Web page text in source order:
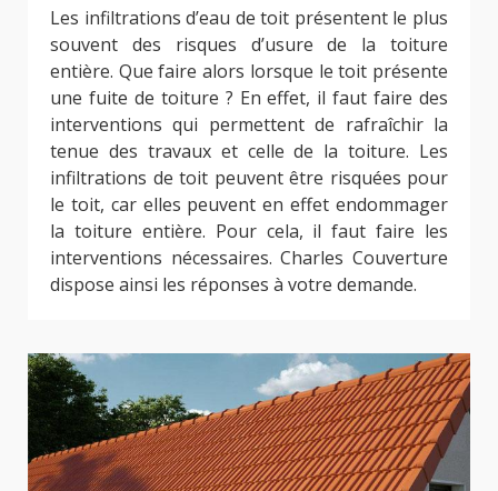
Les infiltrations d’eau de toit présentent le plus
souvent des risques d’usure de la toiture
entière. Que faire alors lorsque le toit présente
une fuite de toiture ? En effet, il faut faire des
interventions qui permettent de rafraîchir la
tenue des travaux et celle de la toiture. Les
infiltrations de toit peuvent être risquées pour
le toit, car elles peuvent en effet endommager
la toiture entière. Pour cela, il faut faire les
interventions nécessaires. Charles Couverture
dispose ainsi les réponses à votre demande.